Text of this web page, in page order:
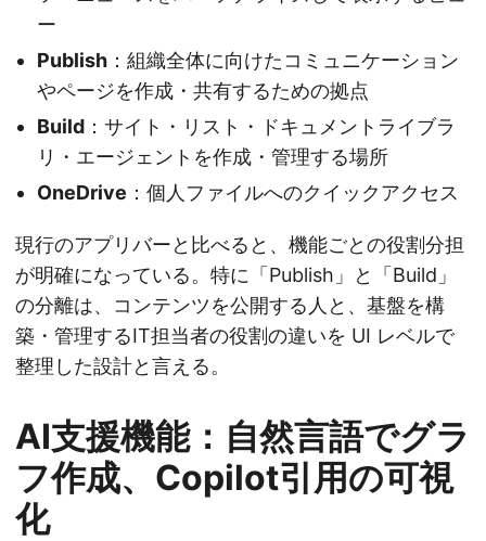
ー
Publish ：組織全体に向けたコミュニケーション
やページを作成・共有するための拠点
Build ：サイト・リスト・ドキュメントライブラ
リ・エージェントを作成・管理する場所
OneDrive ：個人ファイルへのクイックアクセス
現行のアプリバーと比べると、機能ごとの役割分担
が明確になっている。特に「Publish」と「Build」
の分離は、コンテンツを公開する人と、基盤を構
築・管理するIT担当者の役割の違いを UI レベルで
整理した設計と言える。
AI支援機能：自然言語でグラ
フ作成、Copilot引用の可視
化